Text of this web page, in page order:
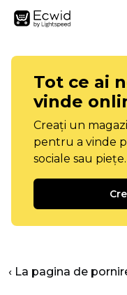
Tot ce ai
vinde
Creați un
pentru a vinde
sociale sau piețe.
‹ La pagina de